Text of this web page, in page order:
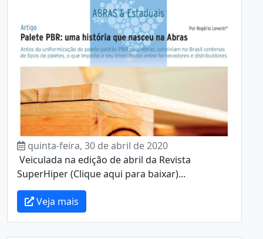
quinta-feira, 30 de abril de 2020
Veiculada na edição de abril da Revista
SuperHiper (Clique aqui para baixar)...
Veja mais